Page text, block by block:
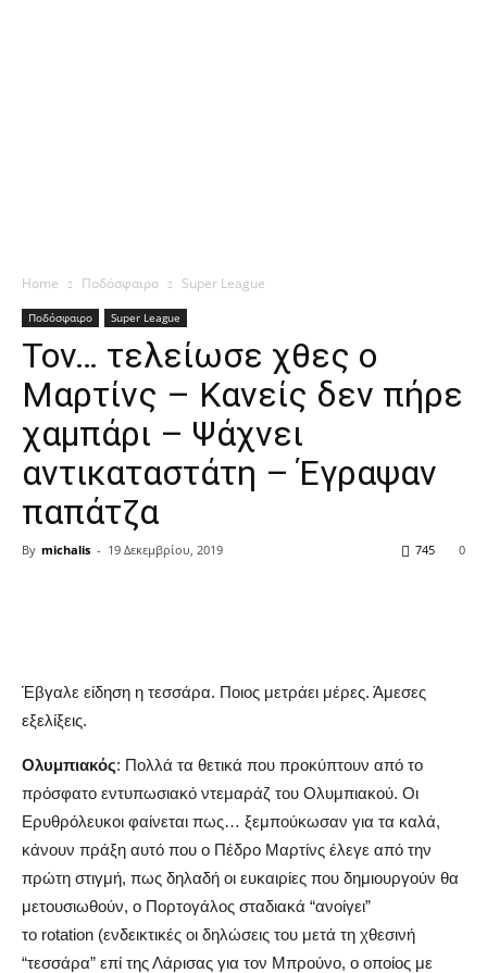
Home Ποδόσφαιρο Super League
Ποδόσφαιρο Super League
Τον… τελείωσε χθες ο
Μαρτίνς – Κανείς δεν πήρε
χαμπάρι – Ψάχνει
αντικαταστάτη – Έγραψαν
παπάτζα
By michalis - 19 Δεκεμβρίου, 2019 0
745
Έβγαλε είδηση η τεσσάρα. Ποιος μετράει μέρες. Άμεσες
εξελίξεις.
Ολυμπιακός: Πολλά τα θετικά που προκύπτουν από το
πρόσφατο εντυπωσιακό ντεμαράζ του Ολυμπιακού. Οι
Ερυθρόλευκοι φαίνεται πως… ξεμπούκωσαν για τα καλά,
κάνουν πράξη αυτό που ο Πέδρο Μαρτίνς έλεγε από την
πρώτη στιγμή, πως δηλαδή οι ευκαιρίες που δημιουργούν θα
μετουσιωθούν, ο Πορτογάλος σταδιακά “ανοίγει”
το rotation (ενδεικτικές οι δηλώσεις του μετά τη χθεσινή
“τεσσάρα” επί της Λάρισας για τον Μπρούνο, ο οποίος με